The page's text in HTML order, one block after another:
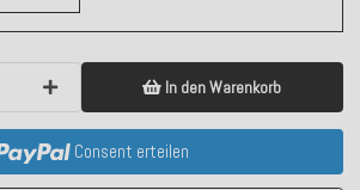
In den Warenkorb
Consent erteilen